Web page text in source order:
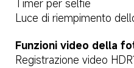
Timer per selfie
Luce di riempimento
Funzioni video della
Registrazione video